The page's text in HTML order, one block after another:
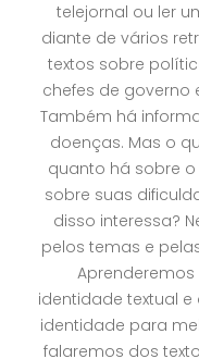
telejornal ou ler
diante de vários
textos sobre
chefes de governo
Também há
doenças. Mas o
quanto há sobre
sobre suas
disso interessa?
pelos temas e
identidade textual
identidade para
falaremos dos